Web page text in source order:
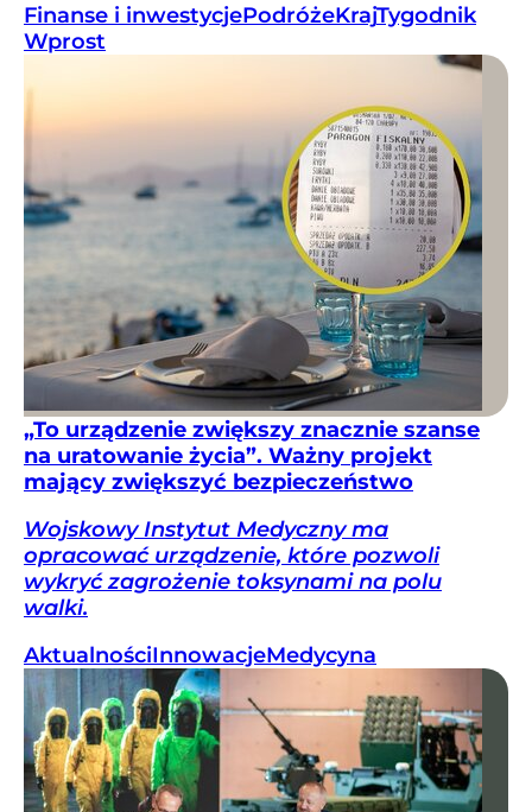
Finanse i inwestycjePodróżeKrajTygodnik
Wprost
„To urządzenie zwiększy znacznie szanse
na uratowanie życia”. Ważny projekt
mający zwiększyć bezpieczeństwo
Wojskowy Instytut Medyczny ma
opracować urządzenie, które pozwoli
wykryć zagrożenie toksynami na polu
walki.
AktualnościInnowacjeMedycyna